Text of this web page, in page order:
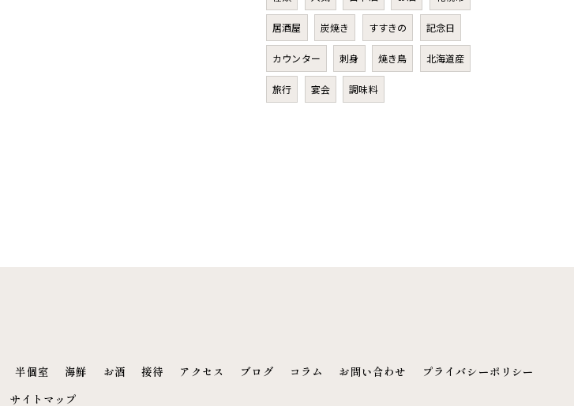
居酒屋 炭焼き すすきの 記念日
カウンター 刺身 焼き鳥 北海道産
旅行 宴会 調味料
半個室 海鮮 お酒 接待 アクセス ブログ コラム お問い合わせ
プライバシーポリシー
サイトマップ